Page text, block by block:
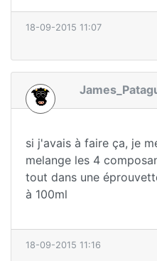
18-09-2015 11:07
si j'avais à faire ça, je
melange les 4
tout dans une
à 100ml
18-09-2015 11:16